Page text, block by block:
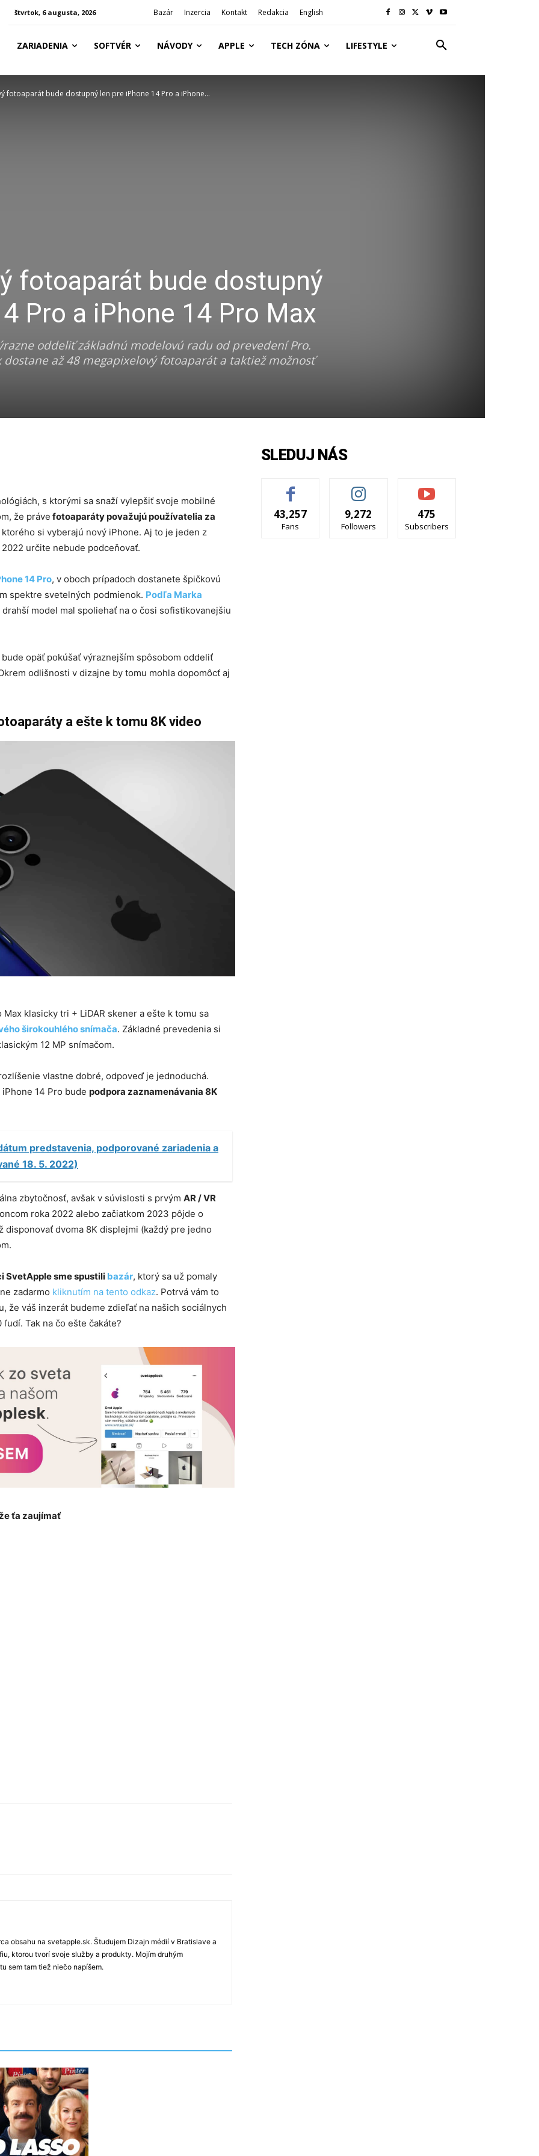
štvrtok, 6 augusta, 2026 Bazár Inzercia Kontakt Redakcia English
ZARIADENIA SOFTVÉR NÁVODY APPLE TECH ZÓNA LIFESTYLE
fotoaparát bude dostupný len pre iPhone 14 Pro a iPhone...
fotoaparát bude dostupný
Pro a iPhone 14 Pro Max
oddeliť základnú modelovú radu od prevedení Pro.
dostane až 48 megapixelový fotoaparát a taktiež možnosť
s ktorými sa snaží vylepšiť svoje mobilné
že práve fotoaparáty považujú používatelia za
ktorého si vyberajú nový iPhone. Aj to je jeden z
určite nebude podceňovať.
14 Pro, v oboch prípadoch dostanete špičkovú
spektre svetelných podmienok. Podľa Marka
model mal spoliehať na o čosi sofistikovanejšiu
opäť pokúšať výraznejším spôsobom oddeliť
odlišnosti v dizajne by tomu mohla dopomôcť aj
a ešte k tomu 8K video
klasicky tri + LiDAR skener a ešte k tomu sa
širokouhlého snímača. Základné prevedenia si
12 MP snímačom.
vlastne dobré, odpoveď je jednoduchá.
14 Pro bude podpora zaznamenávania 8K
predstavenia, podporované zariadenia a
18. 5. 2022)
zbytočnosť, avšak v súvislosti s prvým AR / VR
roka 2022 alebo začiatkom 2023 pôjde o
dvoma 8K displejmi (každý pre jedno
SvetApple sme spustili bazár, ktorý sa už pomaly
zadarmo kliknutím na tento odkaz. Potrvá vám to
že váš inzerát budeme zdieľať na našich sociálnych
Tak na čo ešte čakáte?
ťa zaujímať
obsahu na svetapple.sk. Študujem Dizajn médií v Bratislave a
ktorou tvorí svoje služby a produkty. Mojím druhým
sem tam tiež niečo napíšem.
SLEDUJ NÁS
43,257
Fans
9,272
Followers
475
Subscribers